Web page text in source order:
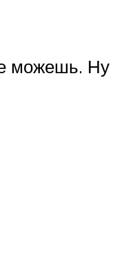
можешь. Ну